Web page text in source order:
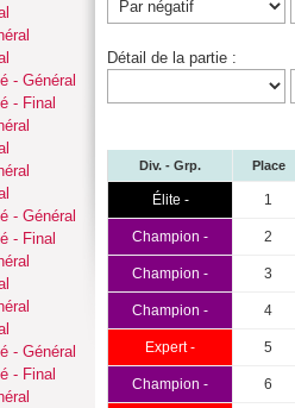
- Général
- Final
- Général
- Final
- Général
- Final
Détail de la partie :
Div. - Grp. Place
Élite - 1
Champion - 2
Champion - 3
Champion - 4
Expert - 5
Champion - 6